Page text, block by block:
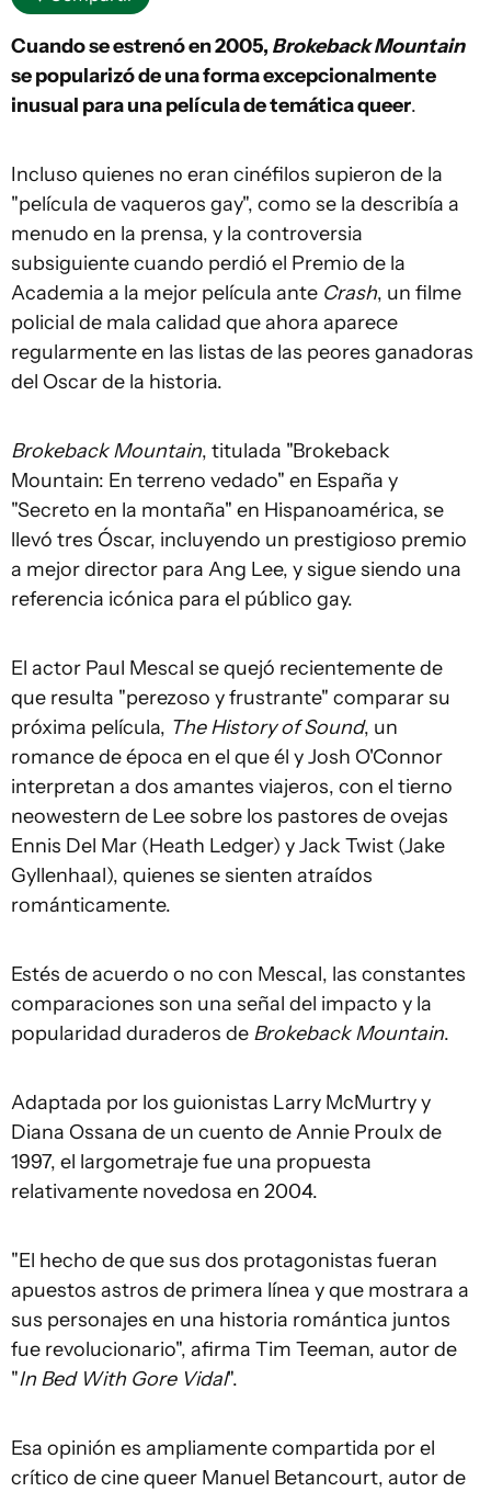
Cuando se estrenó en 2005, Brokeback Mountain
se popularizó de una forma excepcionalmente
inusual para una película de temática queer.
Incluso quienes no eran cinéfilos supieron de la
"película de vaqueros gay", como se la describía a
menudo en la prensa, y la controversia
subsiguiente cuando perdió el Premio de la
Academia a la mejor película ante Crash, un filme
policial de mala calidad que ahora aparece
regularmente en las listas de las peores ganadoras
del Oscar de la historia.
Brokeback Mountain, titulada "Brokeback
Mountain: En terreno vedado" en España y
"Secreto en la montaña" en Hispanoamérica, se
llevó tres Óscar, incluyendo un prestigioso premio
a mejor director para Ang Lee, y sigue siendo una
referencia icónica para el público gay.
El actor Paul Mescal se quejó recientemente de
que resulta "perezoso y frustrante" comparar su
próxima película, The History of Sound, un
romance de época en el que él y Josh O'Connor
interpretan a dos amantes viajeros, con el tierno
neowestern de Lee sobre los pastores de ovejas
Ennis Del Mar (Heath Ledger) y Jack Twist (Jake
Gyllenhaal), quienes se sienten atraídos
románticamente.
Estés de acuerdo o no con Mescal, las constantes
comparaciones son una señal del impacto y la
popularidad duraderos de Brokeback Mountain.
Adaptada por los guionistas Larry McMurtry y
Diana Ossana de un cuento de Annie Proulx de
1997, el largometraje fue una propuesta
relativamente novedosa en 2004.
"El hecho de que sus dos protagonistas fueran
apuestos astros de primera línea y que mostrara a
sus personajes en una historia romántica juntos
fue revolucionario", afirma Tim Teeman, autor de
"In Bed With Gore Vidal".
Esa opinión es ampliamente compartida por el
crítico de cine queer Manuel Betancourt, autor de